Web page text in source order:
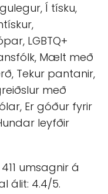
Í tísku,
LGBTQ+
Mælt með
Tekur pantanir,
með
Er góður fyrir
leyfðir
umsagnir á
álit: 4.4/5.